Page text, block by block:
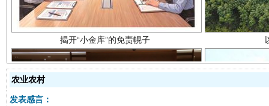
农业农村
发表感言：